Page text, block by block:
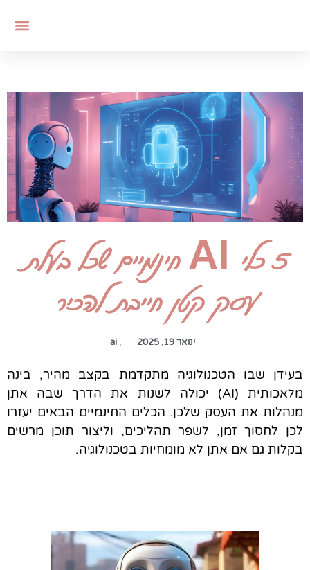
5 כלי AI חינמיים שכל בעלת
עסק קטן חייבת להכיר
ינואר 19, 2025 ,
ai
בעידן שבו הטכנולוגיה מתקדמת בקצב מהיר, בינה
מלאכותית (AI) יכולה לשנות את הדרך שבה אתן
מנהלות את העסק שלכן. הכלים החינמיים הבאים יעזרו
לכן לחסוך זמן, לשפר תהליכים, וליצור תוכן מרשים
בקלות גם אם אתן לא מומחיות בטכנולוגיה.